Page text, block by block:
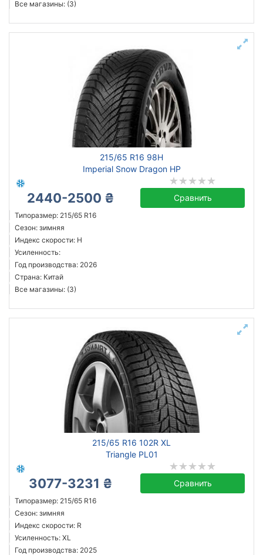
Все магазины: (3)
215/65 R16 98H
Imperial Snow Dragon HP
2440-2500 ₴ Сравнить
Типоразмер: 215/65 R16
Сезон: зимняя
Индекс скорости: H
Усиленность:
Год производства: 2026
Страна: Китай
Все магазины: (3)
215/65 R16 102R XL
Triangle PL01
3077-3231 ₴ Сравнить
Типоразмер: 215/65 R16
Сезон: зимняя
Индекс скорости: R
Усиленность: XL
Год производства: 2025